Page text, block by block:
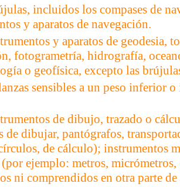
incluidos los compases de
y aparatos de navegación.
y aparatos de geodesia,
fotogrametría, hidrografía,
o geofísica, excepto las
sensibles a un peso inferior
de dibujo, trazado o
de dibujar, pantógrafos,
de cálculo); instrumentos
ejemplo: metros, micrómetros,
ni comprendidos en otra parte